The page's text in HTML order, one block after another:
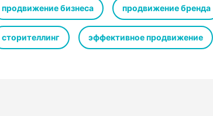
в рамках этого метода становится «героем»,
решить его проблему. Пользуясь
понятно и увлекательно рассказать о
услышат и поймут вас – они запомнят и
продвижение бизнеса продвижение бренда
сторителлинг эффективное продвижение